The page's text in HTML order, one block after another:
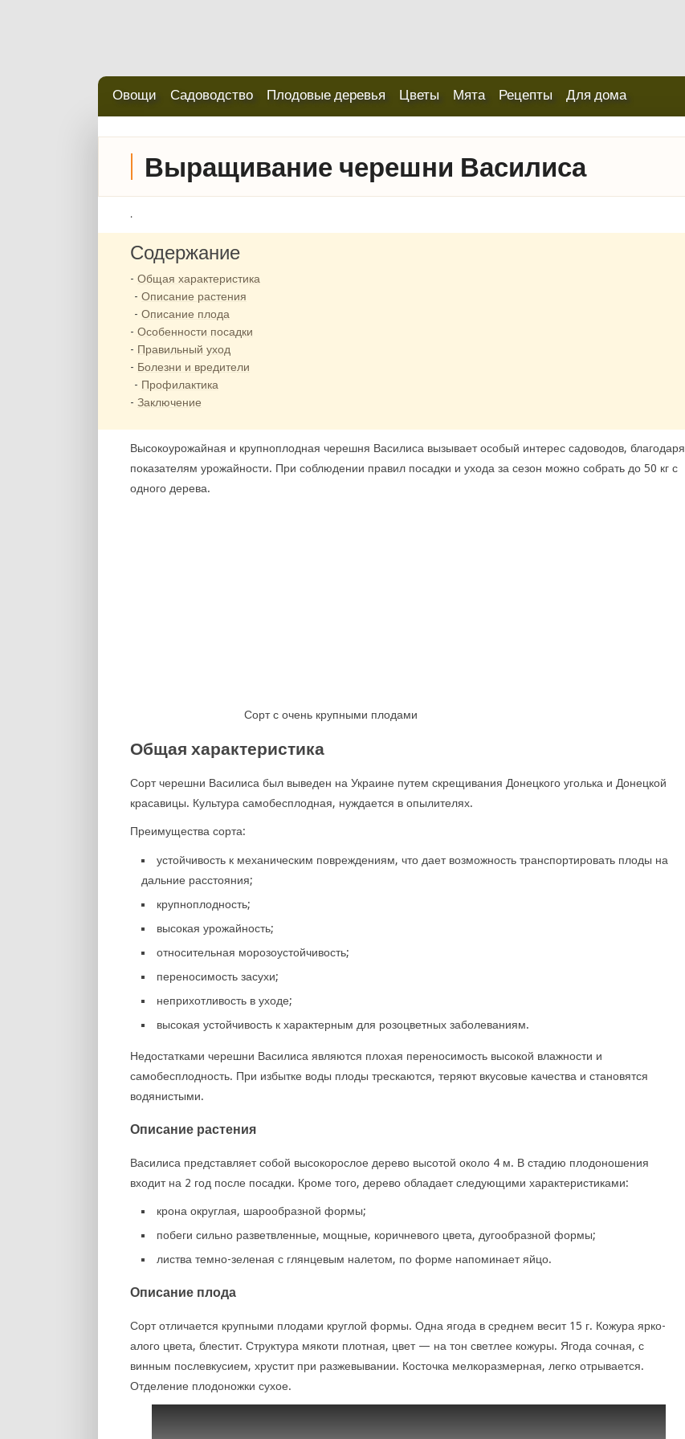
Овощи Садоводство Плодовые деревья Цветы Мята Рецепты Для дома
Выращивание черешни Василиса
.
Содержание
Общая характеристика
Описание растения
Описание плода
Особенности посадки
Правильный уход
Болезни и вредители
Профилактика
Заключение
Высокоурожайная и крупноплодная черешня Василиса вызывает особый интерес садоводов, благодаря
показателям урожайности. При соблюдении правил посадки и ухода за сезон можно собрать до 50 кг с
одного дерева.
Сорт с очень крупными плодами
Общая характеристика
Сорт черешни Василиса был выведен на Украине путем скрещивания Донецкого уголька и Донецкой
красавицы. Культура самобесплодная, нуждается в опылителях.
Преимущества сорта:
устойчивость к механическим повреждениям, что дает возможность транспортировать плоды на
дальние расстояния;
крупноплодность;
высокая урожайность;
относительная морозоустойчивость;
переносимость засухи;
неприхотливость в уходе;
высокая устойчивость к характерным для розоцветных заболеваниям.
Недостатками черешни Василиса являются плохая переносимость высокой влажности и
самобесплодность. При избытке воды плоды трескаются, теряют вкусовые качества и становятся
водянистыми.
Описание растения
Василиса представляет собой высокорослое дерево высотой около 4 м. В стадию плодоношения
входит на 2 год после посадки. Кроме того, дерево обладает следующими характеристиками:
крона округлая, шарообразной формы;
побеги сильно разветвленные, мощные, коричневого цвета, дугообразной формы;
листва темно-зеленая с глянцевым налетом, по форме напоминает яйцо.
Описание плода
Сорт отличается крупными плодами круглой формы. Одна ягода в среднем весит 15 г. Кожура ярко-
алого цвета, блестит. Структура мякоти плотная, цвет — на тон светлее кожуры. Ягода сочная, с
винным послевкусием, хрустит при разжевывании. Косточка мелкоразмерная, легко отрывается.
Отделение плодоножки сухое.